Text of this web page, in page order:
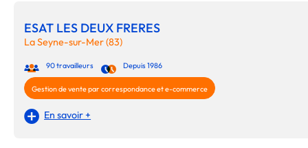
ESAT LES DEUX FRERES
La Seyne-sur-Mer (83)
90 travailleurs Depuis 1986
Gestion de vente par correspondance et e-commerce
En savoir +